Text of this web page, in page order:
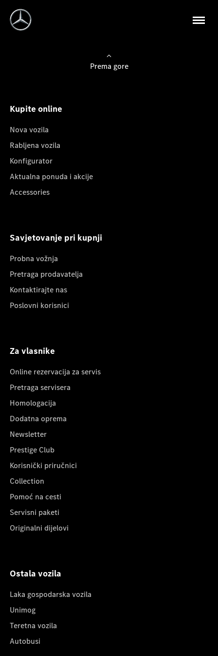
Prema gore
Kupite online
Nova vozila
Rabljena vozila
Konfigurator
Aktualna ponuda i akcije
Accessories
Savjetovanje pri kupnji
Probna vožnja
Pretraga prodavatelja
Kontaktirajte nas
Poslovni korisnici
Za vlasnike
Online rezervacija za servis
Pretraga servisera
Homologacija
Dodatna oprema
Newsletter
Prestige Club
Korisnički priručnici
Collection
Pomoć na cesti
Servisni paketi
Originalni dijelovi
Ostala vozila
Laka gospodarska vozila
Unimog
Teretna vozila
Autobusi